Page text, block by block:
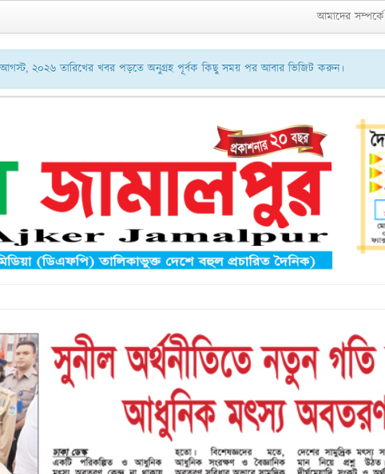
আমাদের সম্পর্কে
২০২৬ তারিখের খবর পড়তে অনুগ্রহ পূর্বক কিছু সময় পর আবার ভিজিট করুন।